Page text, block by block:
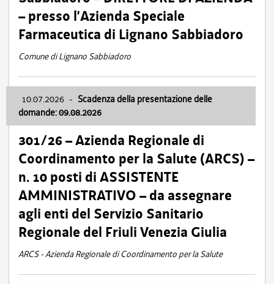
– presso l’Azienda Speciale
Farmaceutica di Lignano Sabbiadoro
Comune di Lignano Sabbiadoro
10.07.2026 - Scadenza della presentazione delle
domande: 09.08.2026
301/26 – Azienda Regionale di
Coordinamento per la Salute (ARCS) –
n. 10 posti di ASSISTENTE
AMMINISTRATIVO – da assegnare
agli enti del Servizio Sanitario
Regionale del Friuli Venezia Giulia
ARCS - Azienda Regionale di Coordinamento per la Salute